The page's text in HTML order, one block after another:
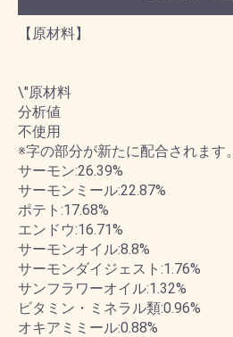
【原材料】
\"原材料
分析値
不使用
※字の部分が新たに配合されます。
サーモン:26.39%
サーモンミール:22.87%
ポテト:17.68%
エンドウ:16.71%
サーモンオイル:8.8%
サーモンダイジェスト:1.76%
サンフラワーオイル:1.32%
ビタミン・ミネラル類:0.96%
オキアミミール:0.88%